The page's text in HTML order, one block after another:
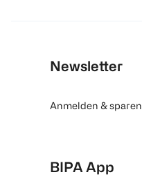
Newsletter
Anmelden & sparen
BIPA App